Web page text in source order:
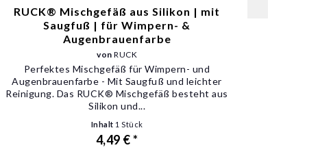
RUCK® Mischgefäß aus Silikon | mit
Saugfuß | für Wimpern- &
Augenbrauenfarbe
vonRUCK
Perfektes Mischgefäß für Wimpern- und
Augenbrauenfarbe - Mit Saugfuß und leichter
Reinigung. Das RUCK® Mischgefäß besteht aus
Silikon und...
Inhalt 1 Stück
4,49 € *